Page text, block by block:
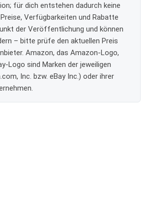
für dich entstehen dadurch keine
Verfügbarkeiten und Rabatte
der Veröffentlichung und können
– bitte prüfe den aktuellen Preis
Amazon, das Amazon-Logo,
Logo sind Marken der jeweiligen
Inc. bzw. eBay Inc.) oder ihrer